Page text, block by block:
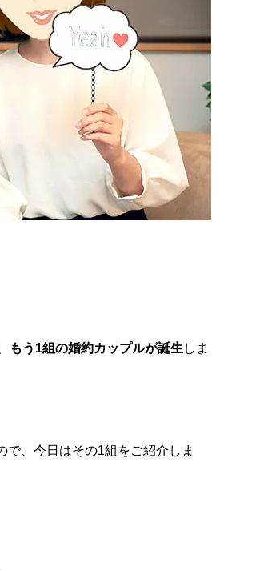
もう1組の婚約カップルが誕生 しま
、今日はその1組をご紹介しま